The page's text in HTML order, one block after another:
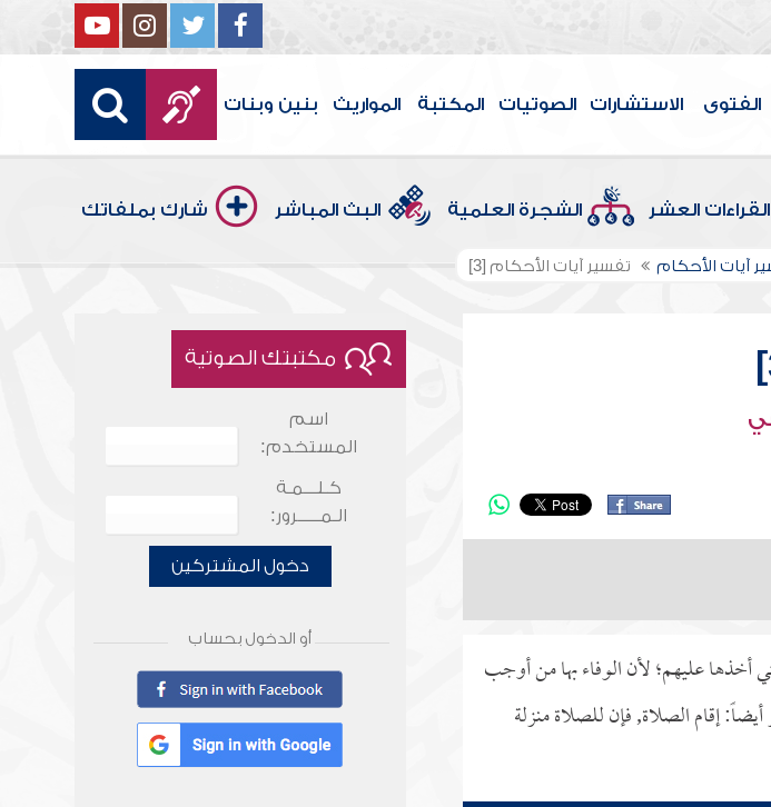
الفتوى الاستشارات الصوتيات المكتبة المواريث بنين وبنات
القراءات العشر الشجرة العلمية البث المباشر شارك بملفاتك
آيات الأحكام تفسير آيات الأحكام [3]
أخذها عليهم؛ لأن الوفاء بها من أوجب
إقام الصلاة, فإن للصلاة منزلة
مكتبتك الصوتية
اسم
المستخدم:
كـلـــمـة
الـمـــــرور:
دخول المشتركين
أو الدخول بحساب